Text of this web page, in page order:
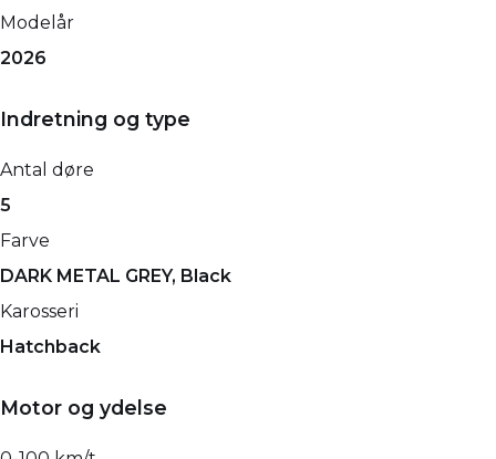
Modelår
2026
Indretning og type
Antal døre
5
Farve
DARK METAL GREY, Black
Karosseri
Hatchback
Motor og ydelse